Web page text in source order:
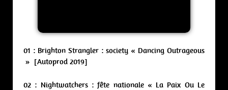
01 : Brighton Strangler : society « Dancing Outrageous
» [Autoprod 2019]
02 : Nightwatchers : fête nationale « La Paix Ou Le